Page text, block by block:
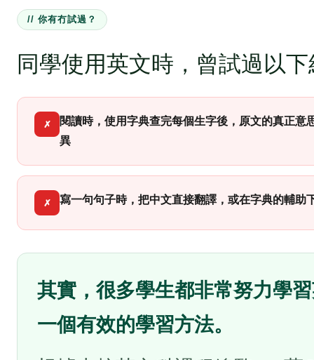
// 你有冇試過？
同學使用英文時，曾試過以
✗
閱讀時，使用字典查完每個生字後，原文的真正意
異
✗ 寫一句句子時，把中文直接翻譯，或在字典的輔助
其實，很多學生都非常努力學
一個有效的學習方法。